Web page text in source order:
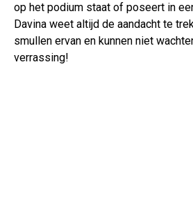
op het podium staat of poseert in
Davina weet altijd de aandacht te
smullen ervan en kunnen niet
verrassing!